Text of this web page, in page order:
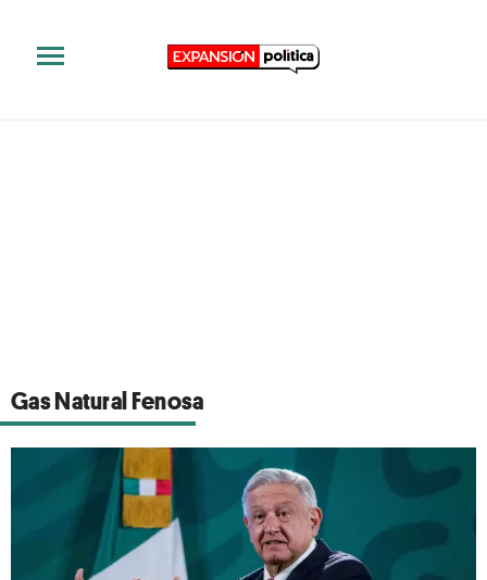
Gas Natural Fenosa